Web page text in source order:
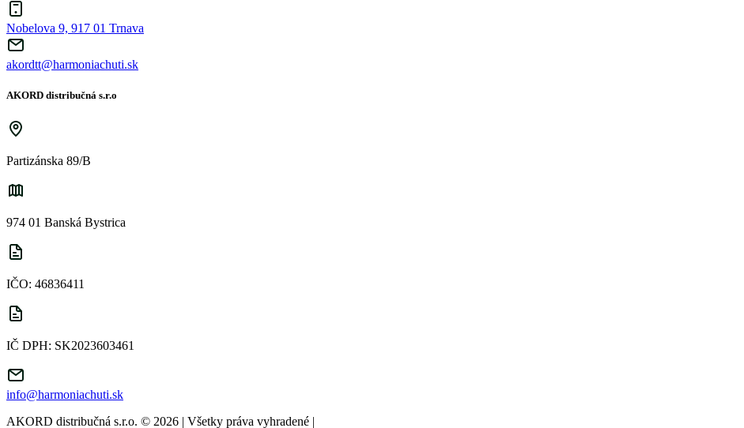
Nobelova 9, 917 01 Trnava
akordtt@harmoniachuti.sk
AKORD distribučná s.r.o
Partizánska 89/B
974 01 Banská Bystrica
IČO: 46836411
IČ DPH: SK2023603461
info@harmoniachuti.sk
AKORD distribučná s.r.o. © 2026 | Všetky práva vyhradené |